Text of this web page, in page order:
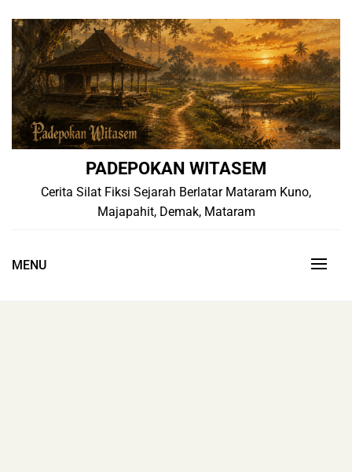
content
PADEPOKAN WITASEM
Cerita Silat Fiksi Sejarah Berlatar Mataram Kuno,
Majapahit, Demak, Mataram
MENU